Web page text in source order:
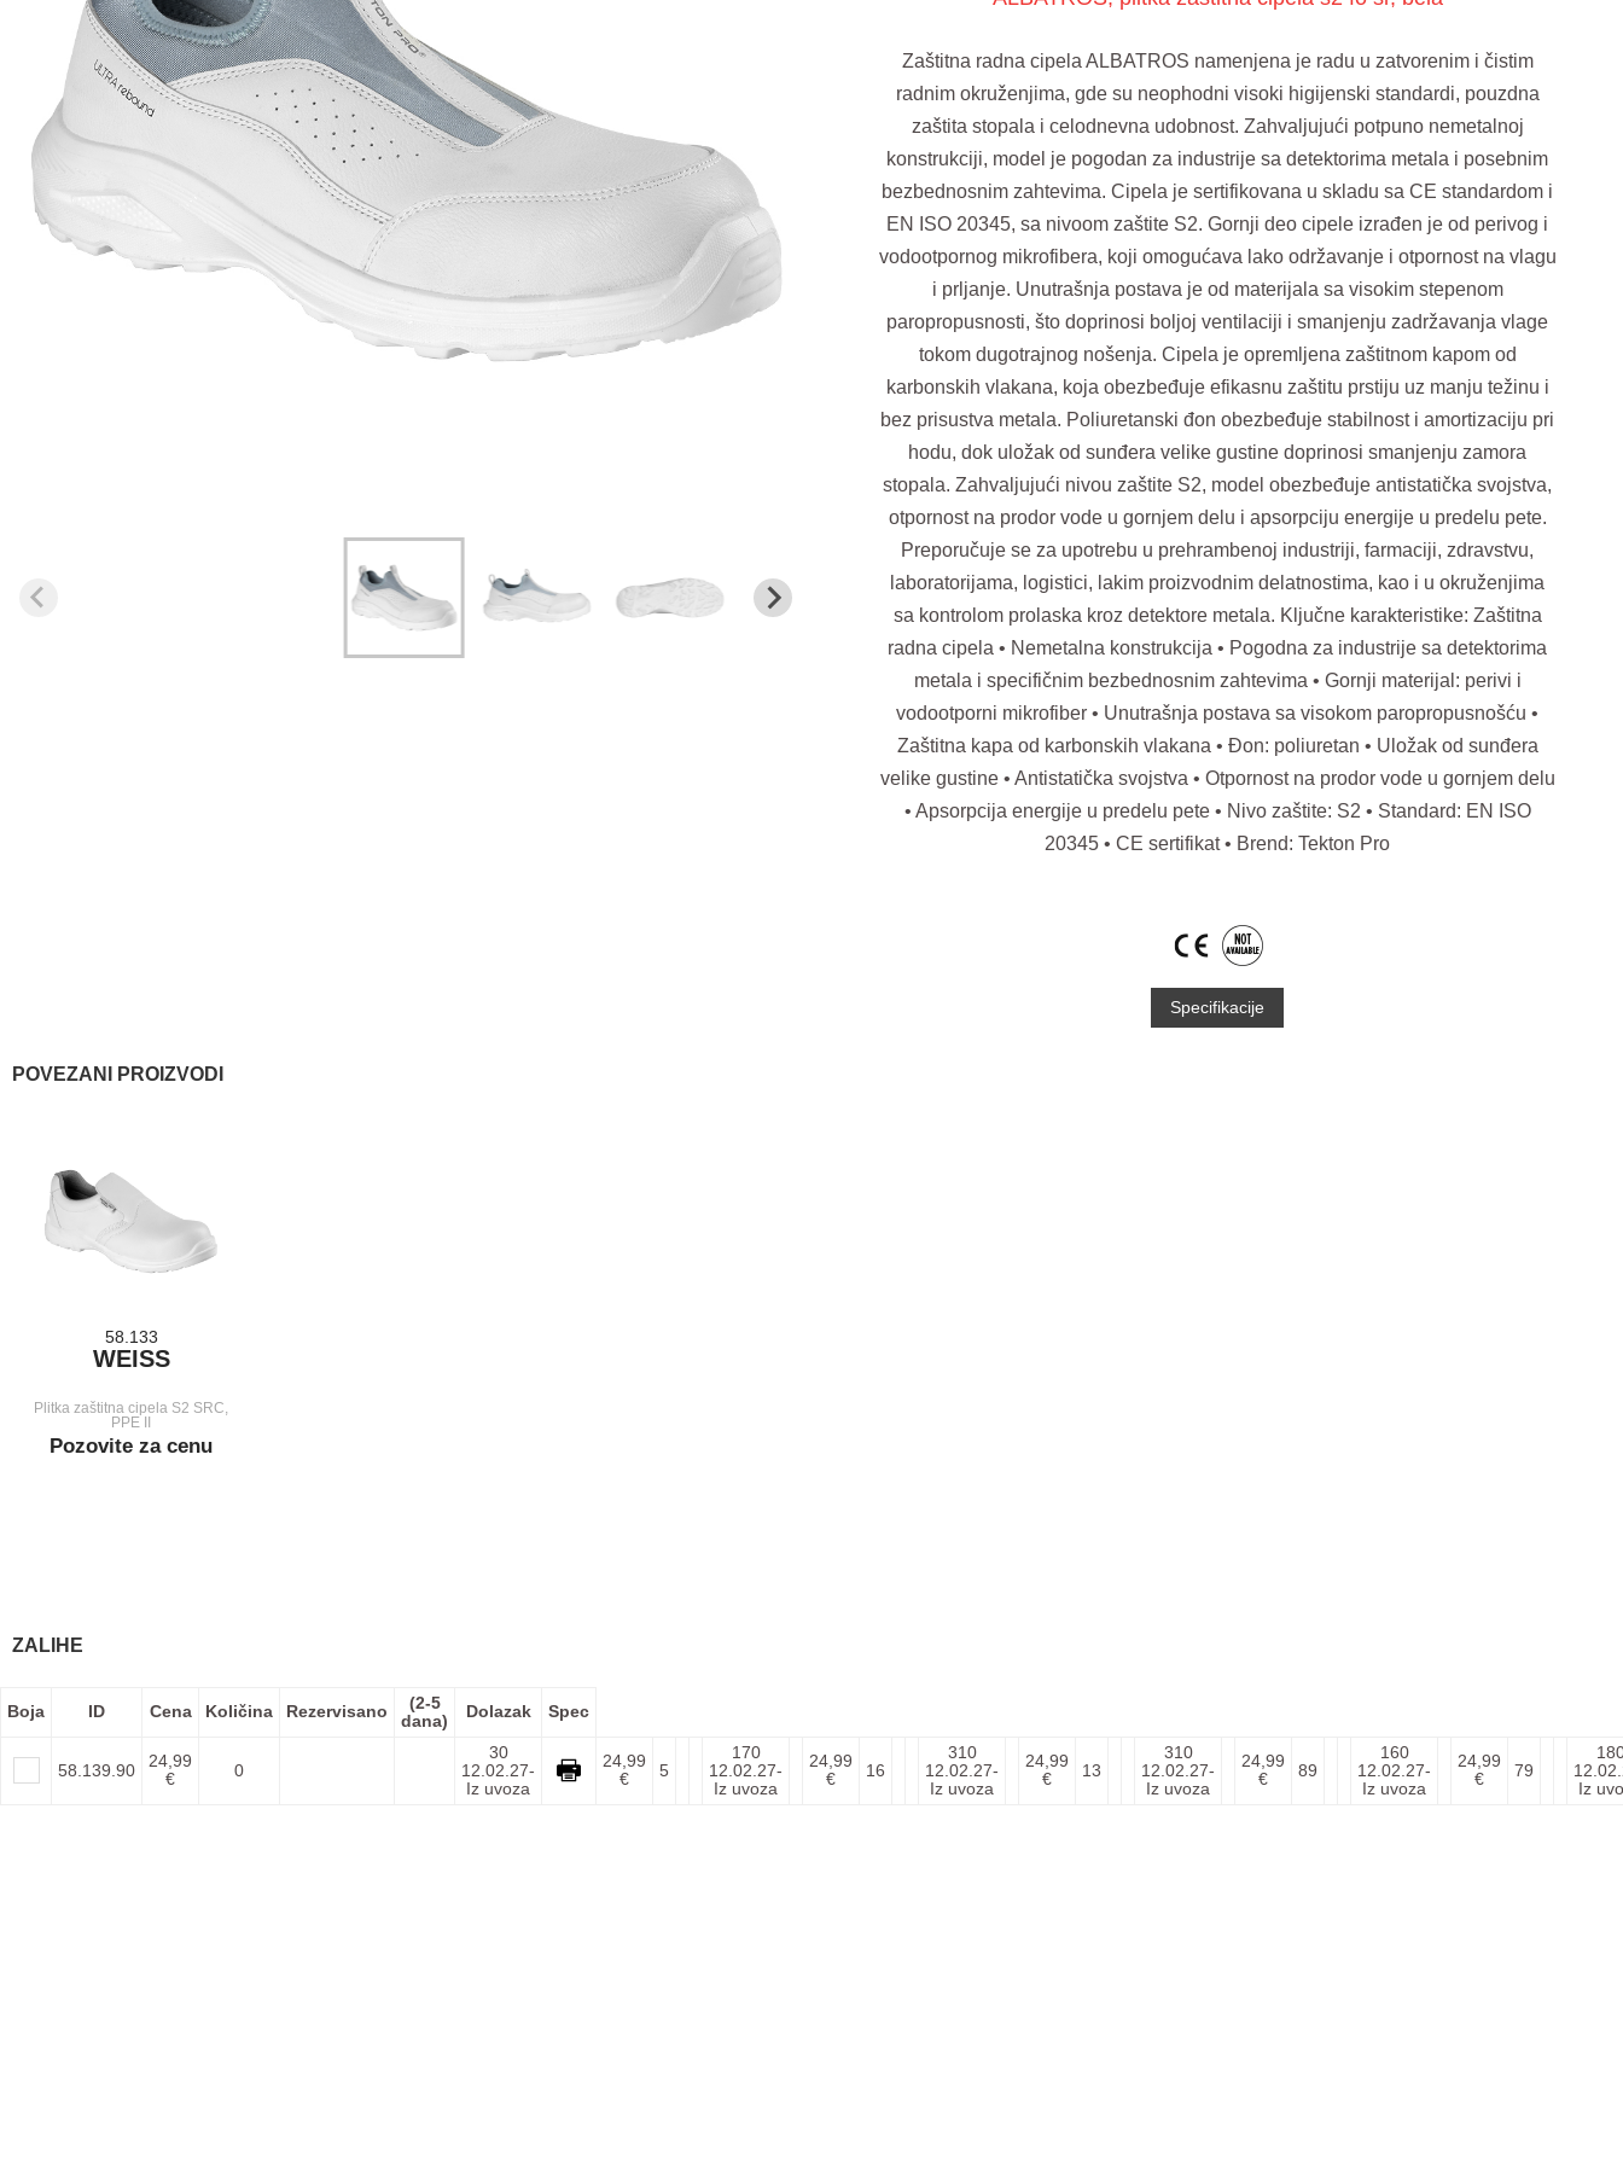
Zaštitna radna cipela ALBATROS namenjena je radu u zatvorenim i čistim
radnim okruženjima, gde su neophodni visoki higijenski standardi, pouzdna
zaštita stopala i celodnevna udobnost. Zahvaljujući potpuno nemetalnoj
konstrukciji, model je pogodan za industrije sa detektorima metala i posebnim
bezbednosnim zahtevima. Cipela je sertifikovana u skladu sa CE standardom i
EN ISO 20345, sa nivoom zaštite S2. Gornji deo cipele izrađen je od perivog i
vodootpornog mikrofibera, koji omogućava lako održavanje i otpornost na vlagu
i prljanje. Unutrašnja postava je od materijala sa visokim stepenom
paropropusnosti, što doprinosi boljoj ventilaciji i smanjenju zadržavanja vlage
tokom dugotrajnog nošenja. Cipela je opremljena zaštitnom kapom od
karbonskih vlakana, koja obezbeđuje efikasnu zaštitu prstiju uz manju težinu i
bez prisustva metala. Poliuretanski đon obezbeđuje stabilnost i amortizaciju pri
hodu, dok uložak od sunđera velike gustine doprinosi smanjenju zamora
stopala. Zahvaljujući nivou zaštite S2, model obezbeđuje antistatička svojstva,
otpornost na prodor vode u gornjem delu i apsorpciju energije u predelu pete.
Preporučuje se za upotrebu u prehrambenoj industriji, farmaciji, zdravstvu,
laboratorijama, logistici, lakim proizvodnim delatnostima, kao i u okruženjima
sa kontrolom prolaska kroz detektore metala. Ključne karakteristike: Zaštitna
radna cipela • Nemetalna konstrukcija • Pogodna za industrije sa detektorima
metala i specifičnim bezbednosnim zahtevima • Gornji materijal: perivi i
vodootporni mikrofiber • Unutrašnja postava sa visokom paropropusnošću •
Zaštitna kapa od karbonskih vlakana • Đon: poliuretan • Uložak od sunđera
velike gustine • Antistatička svojstva • Otpornost na prodor vode u gornjem delu
• Apsorpcija energije u predelu pete • Nivo zaštite: S2 • Standard: EN ISO
20345 • CE sertifikat • Brend: Tekton Pro
Specifikacije
POVEZANI PROIZVODI
58.133
WEISS
Plitka zaštitna cipela S2 SRC,
PPE II
Pozovite za cenu
ZALIHE
Boja ID Cena Količina Rezervisano
(2-5
dana)
Dolazak Spec
58.139.90
24,99
€
0
30
12.02.27-
Iz uvoza
24,99
€
5
170
12.02.27-
Iz uvoza
24,99
€
16
310
12.02.27-
Iz uvoza
24,99
€
13
310
12.02.27-
Iz uvoza
24,99
€
89
160
12.02.27-
Iz uvoza
24,99
€
79
Iz